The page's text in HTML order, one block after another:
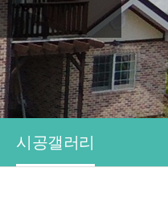
시공갤러리